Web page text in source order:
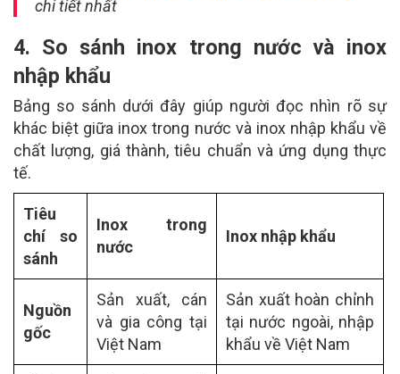
chi tiết nhất
4. So sánh inox trong nước và inox
nhập khẩu
Bảng so sánh dưới đây giúp người đọc nhìn rõ sự
khác biệt giữa inox trong nước và inox nhập khẩu về
chất lượng, giá thành, tiêu chuẩn và ứng dụng thực
tế.
Tiêu
chí so
sánh
Inox trong
nước
Inox nhập khẩu
Nguồn
gốc
Sản xuất, cán
và gia công tại
Việt Nam
Sản xuất hoàn chỉnh
tại nước ngoài, nhập
khẩu về Việt Nam